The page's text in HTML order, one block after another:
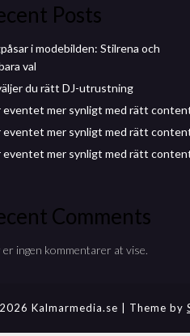
Posts
i modebilden: Stilrena och
val
du rätt DJ-utrustning
eventet mer synligt med rätt
eventet mer synligt med rätt
eventet mer synligt med rätt
Comments
er ingen kommentarer at vise.
Kalmarmedia.se | Theme by